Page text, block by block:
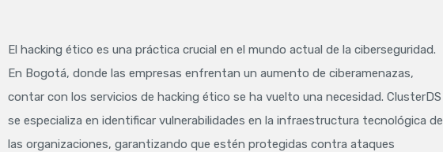
El hacking ético es una práctica crucial en el mundo actual de la ciberseguridad.
En Bogotá, donde las empresas enfrentan un aumento de ciberamenazas,
contar con los servicios de hacking ético se ha vuelto una necesidad. ClusterDS
se especializa en identificar vulnerabilidades en la infraestructura tecnológica de
las organizaciones, garantizando que estén protegidas contra ataques